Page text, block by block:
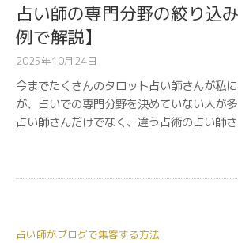
占い師の専門分野の絞り込
例で解説】
2025年10月24日
今までたくさんのタロット占い師さんが私
が、占いでの専門分野を決めていない人が
占い師さんだけでなく、違う占術の占い師
占い師がブログで集客する方法